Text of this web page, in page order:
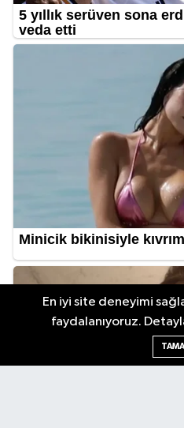
En iyi site deneyimi
faydalanıyoruz.